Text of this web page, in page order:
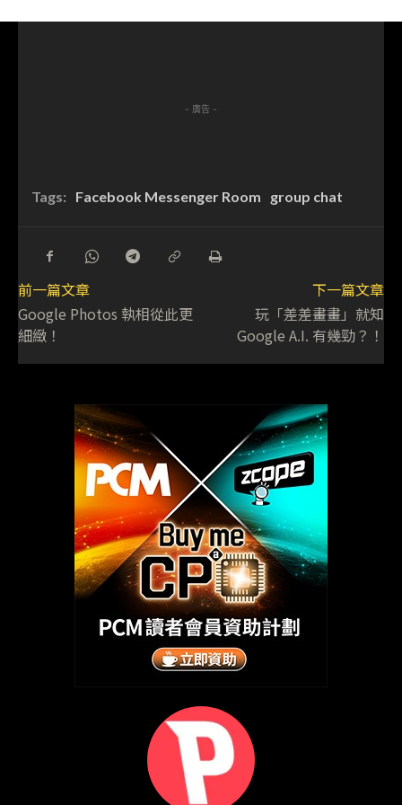
- 廣告 -
Tags: Facebook Messenger Room group chat
前一篇文章
Google Photos 執相從此更
細緻！
下一篇文章
玩「差差畫畫」就知
Google A.I. 有幾勁？！